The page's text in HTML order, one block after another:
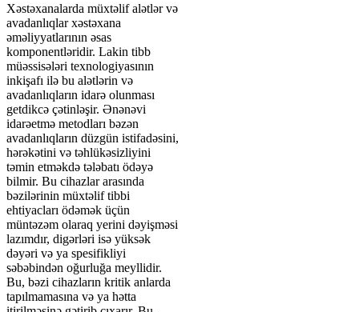
Xəstəxanalarda müxtəlif alətlər və
avadanlıqlar xəstəxana
əməliyyatlarının əsas
komponentləridir. Lakin tibb
müəssisələri texnologiyasının
inkişafı ilə bu alətlərin və
avadanlıqların idarə olunması
getdikcə çətinləşir. Ənənəvi
idarəetmə metodları bəzən
avadanlıqların düzgün istifadəsini,
hərəkətini və təhlükəsizliyini
təmin etməkdə tələbatı ödəyə
bilmir. Bu cihazlar arasında
bəzilərinin müxtəlif tibbi
ehtiyacları ödəmək üçün
müntəzəm olaraq yerini dəyişməsi
lazımdır, digərləri isə yüksək
dəyəri və ya spesifikliyi
səbəbindən oğurluğa meyllidir.
Bu, bəzi cihazların kritik anlarda
tapılmamasına və ya hətta